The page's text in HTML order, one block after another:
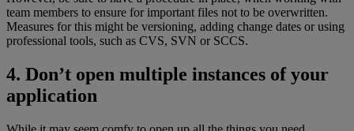
team members to ensure for important files not to be overwritten.
Measures for this might be versioning, adding change dates or using
professional tools, such as CVS, SVN or SCCS.
4. Don’t open multiple instances of your
application